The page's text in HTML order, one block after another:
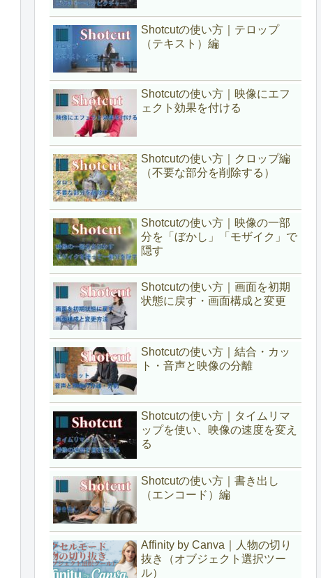
Shotcutの使い方｜テロップ
（テキスト）編
Shotcutの使い方｜映像にエフ
ェクト効果を付ける
Shotcutの使い方｜クロップ編
（不要な部分を削除する）
Shotcutの使い方｜映像の一部
分を「ぼかし」「モザイク」で
隠す
Shotcutの使い方｜画面を初期
状態に戻す・画面構成と変更
Shotcutの使い方｜結合・カッ
ト・音声と映像の分離
Shotcutの使い方｜タイムリマ
ップを使い、映像の速度を変え
る
Shotcutの使い方｜書き出し
（エンコード）編
Affinity by Canva｜人物の切り
抜き（オブジェクト選択ツー
ル）